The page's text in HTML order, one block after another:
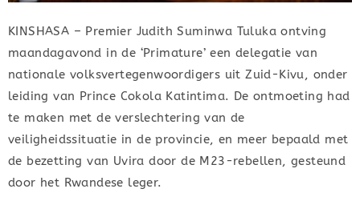
KINSHASA – Premier Judith Suminwa Tuluka ontving
maandagavond in de ‘Primature’ een delegatie van
nationale volksvertegenwoordigers uit Zuid-Kivu, onder
leiding van Prince Cokola Katintima. De ontmoeting had
te maken met de verslechtering van de
veiligheidssituatie in de provincie, en meer bepaald met
de bezetting van Uvira door de M23-rebellen, gesteund
door het Rwandese leger.